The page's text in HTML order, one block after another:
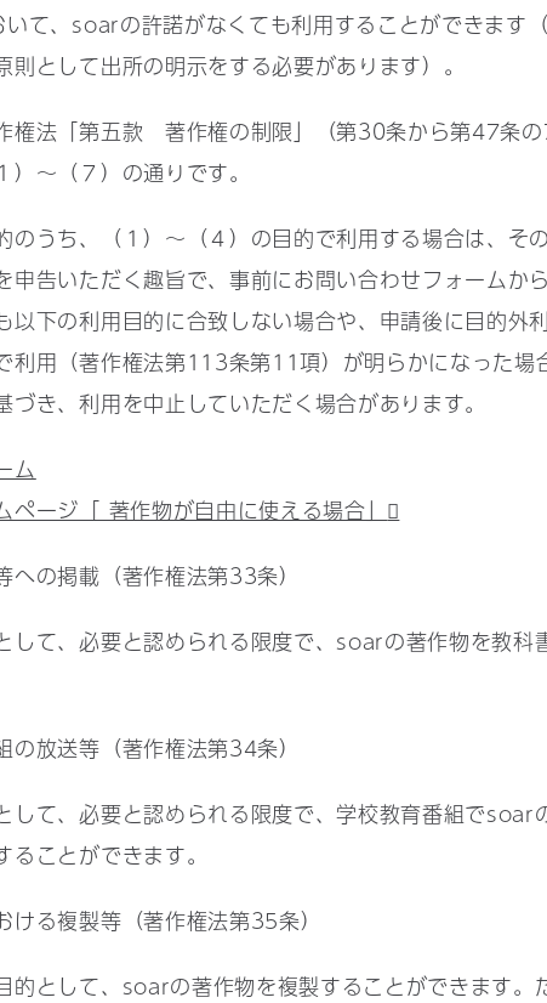
て、soarの許諾がなくても利用することができます
則として出所の明示をする必要があります）。
権法「第五款 著作権の制限」（第30条から第47条
〜（７）の通りです。
のうち、（１）〜（４）の目的で利用する場合は、そ
申告いただく趣旨で、事前にお問い合わせフォームか
以下の利用目的に合致しない場合や、申請後に目的外
利用（著作権法第113条第11項）が明らかになった場
づき、利用を中止していただく場合があります。
ム
ページ「 著作物が自由に使える場合」
への掲載（著作権法第33条）
して、必要と認められる限度で、soarの著作物を教科
の放送等（著作権法第34条）
して、必要と認められる限度で、学校教育番組でsoar
ことができます。
ける複製等（著作権法第35条）
的として、soarの著作物を複製することができます。